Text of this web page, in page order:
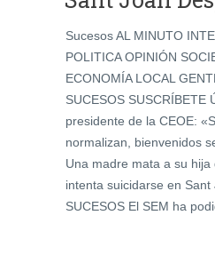
Sucesos AL MINUTO
POLITICA OPINIÓN
ECONOMÍA LOCAL
SUCESOS SUSCRÍBETE
presidente de la CEOE:
normalizan, bienvenidos
Una madre mata a su
intenta suicidarse en Sant
SUCESOS El SEM ha